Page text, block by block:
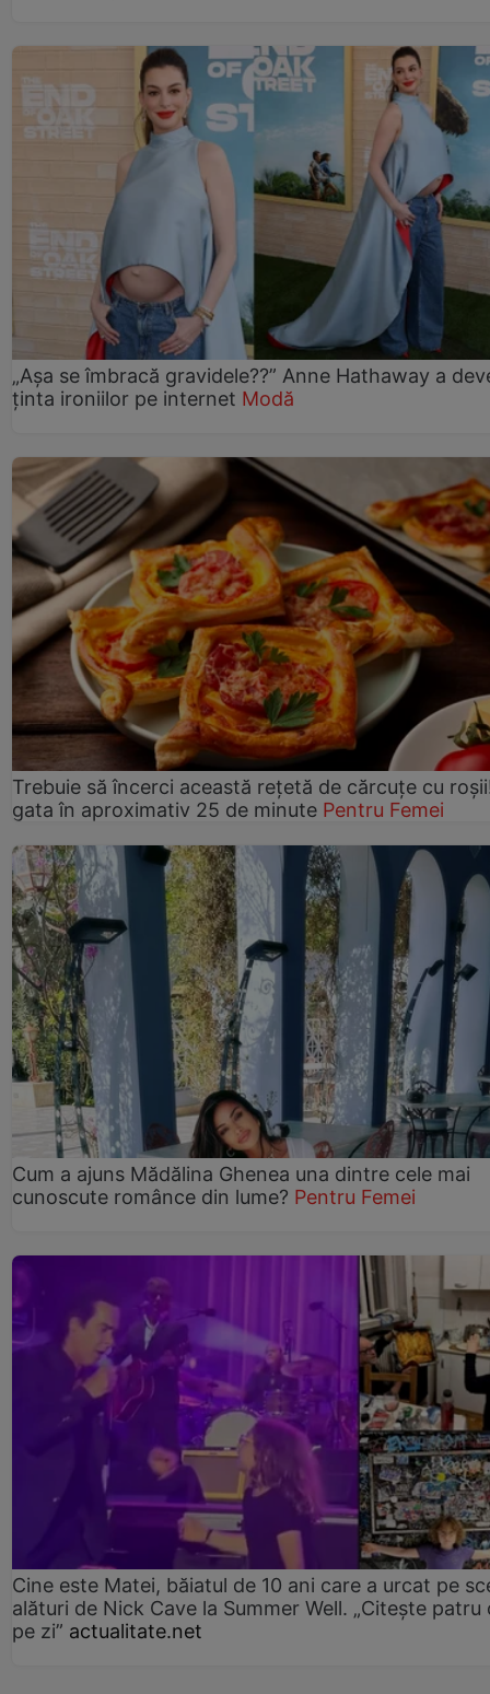
„Așa se îmbracă gravidele??” Anne Hathaway a
ținta ironiilor pe internet Modă
Trebuie să încerci această rețetă de cărcuțe cu
gata în aproximativ 25 de minute Pentru Femei
Cum a ajuns Mădălina Ghenea una dintre cele mai
cunoscute românce din lume? Pentru Femei
Cine este Matei, băiatul de 10 ani care a urcat pe
alături de Nick Cave la Summer Well. „Citește patru
pe zi” actualitate.net